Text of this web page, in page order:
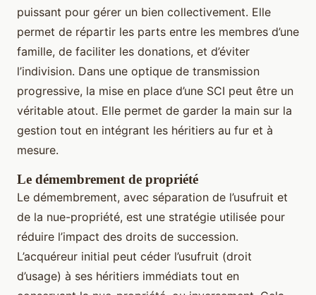
puissant pour gérer un bien collectivement. Elle
permet de répartir les parts entre les membres d’une
famille, de faciliter les donations, et d’éviter
l’indivision. Dans une optique de transmission
progressive, la mise en place d’une SCI peut être un
véritable atout. Elle permet de garder la main sur la
gestion tout en intégrant les héritiers au fur et à
mesure.
Le démembrement de propriété
Le démembrement, avec séparation de l’usufruit et
de la nue-propriété, est une stratégie utilisée pour
réduire l’impact des droits de succession.
L’acquéreur initial peut céder l’usufruit (droit
d’usage) à ses héritiers immédiats tout en